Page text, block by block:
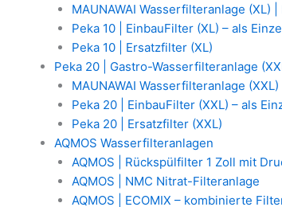
MAUNAWAI Wasserfilteranlage (XL)
Peka 10 | EinbauFilter (XL) – als
Peka 10 | Ersatzfilter (XL)
Peka 20 | Gastro-Wasserfilteranlage
MAUNAWAI Wasserfilteranlage
Peka 20 | EinbauFilter (XXL) – als
Peka 20 | Ersatzfilter (XXL)
AQMOS Wasserfilteranlagen
AQMOS | Rückspülfilter 1 Zoll mit
AQMOS | NMC Nitrat-Filteranlage
AQMOS | ECOMIX – kombinierte